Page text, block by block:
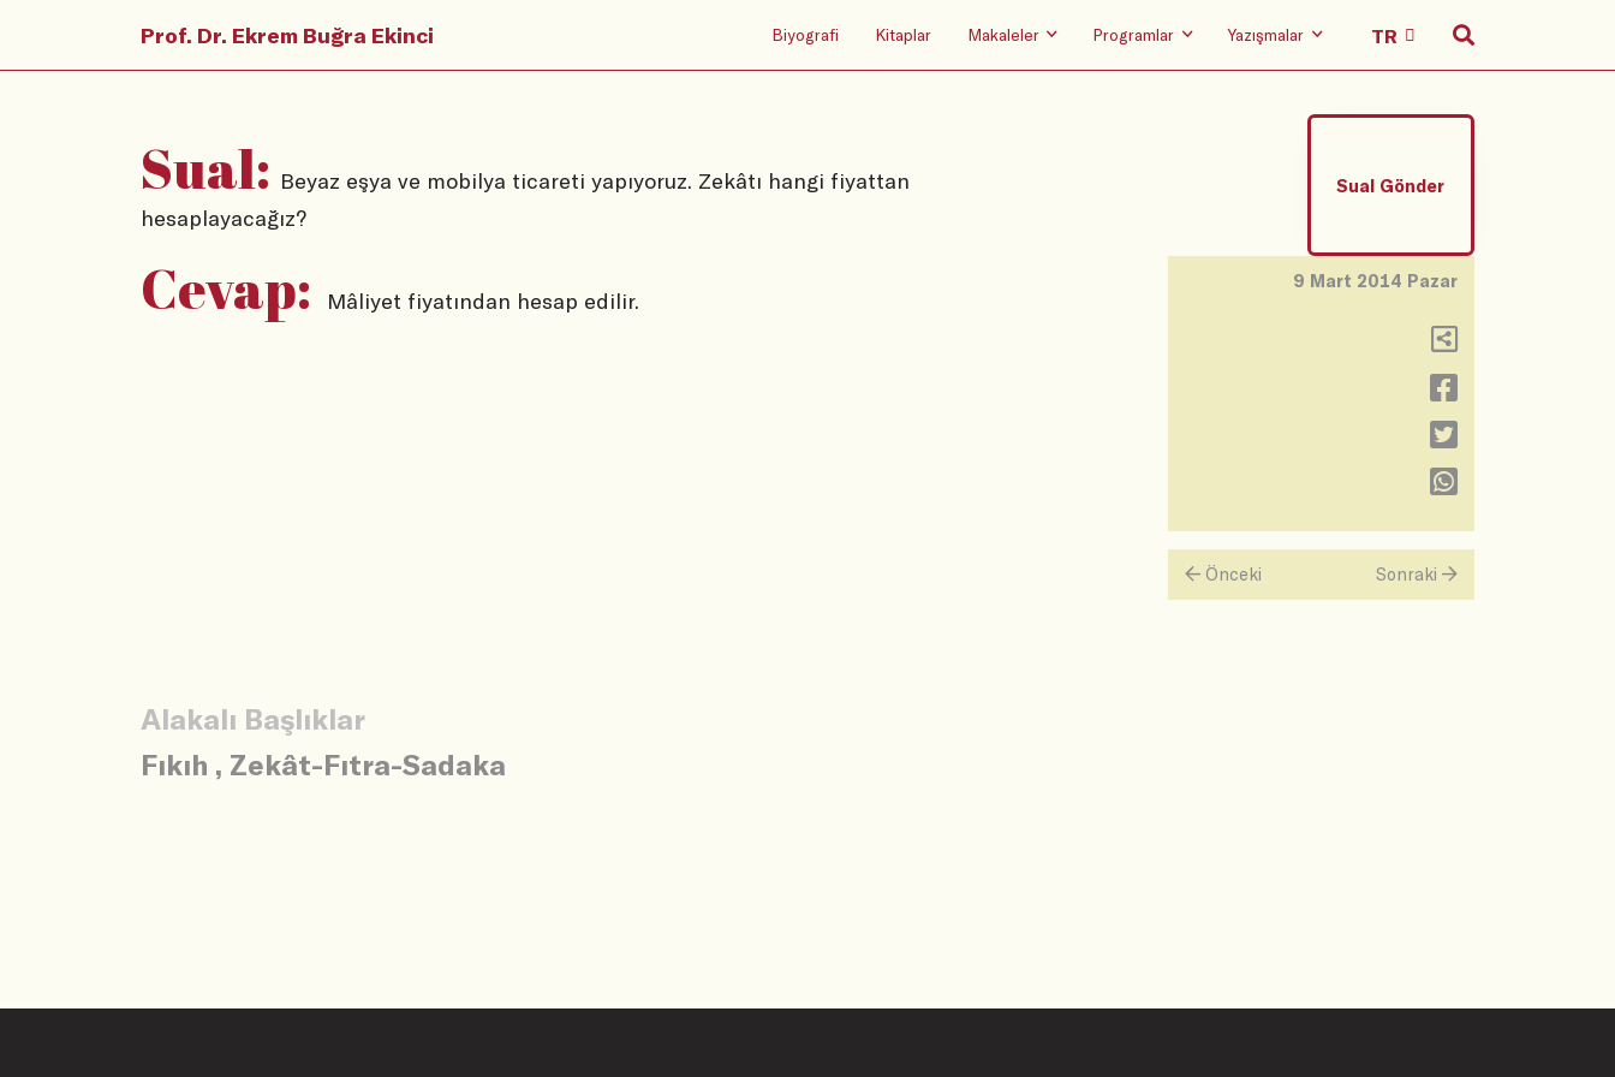
Prof. Dr. Ekrem Buğra Ekinci Biyografi Kitaplar Makaleler Programlar Yazışmalar
Sual: Beyaz eşya ve mobilya ticareti yapıyoruz. Zekâtı hangi fiyattan
hesaplayacağız?
Sual Gönder
Cevap: Mâliyet fiyatından hesap edilir.
9 Mart 2014 Pazar
Önceki Sonraki
Alakalı Başlıklar
Fıkıh , Zekât-Fıtra-Sadaka